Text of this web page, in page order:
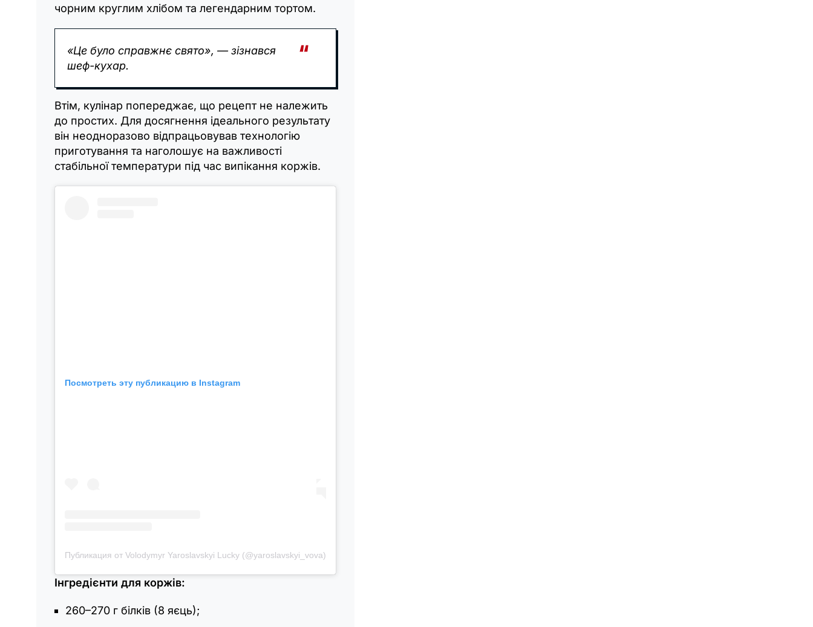
чорним круглим хлібом та легендарним тортом.
«Це було справжнє свято», — зізнався
шеф-кухар.
Втім, кулінар попереджає, що рецепт не належить
до простих. Для досягнення ідеального результату
він неодноразово відпрацьовував технологію
приготування та наголошує на важливості
стабільної температури під час випікання коржів.
Посмотреть эту публикацию в Instagram
Публикация от Volodymyr Yaroslavskyi Lucky (@yaroslavskyi_vova)
Інгредієнти для коржів:
260–270 г білків (8 яєць);